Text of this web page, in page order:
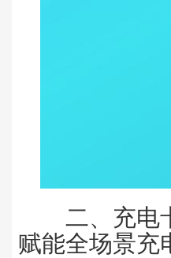
二、充电
赋能全场景充